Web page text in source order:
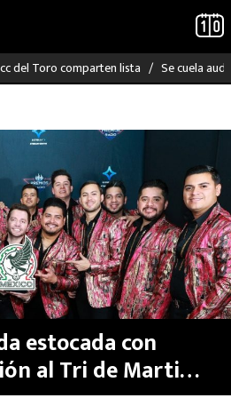
del Toro comparten lista Se cuela
estocada con
al Tri de Martino